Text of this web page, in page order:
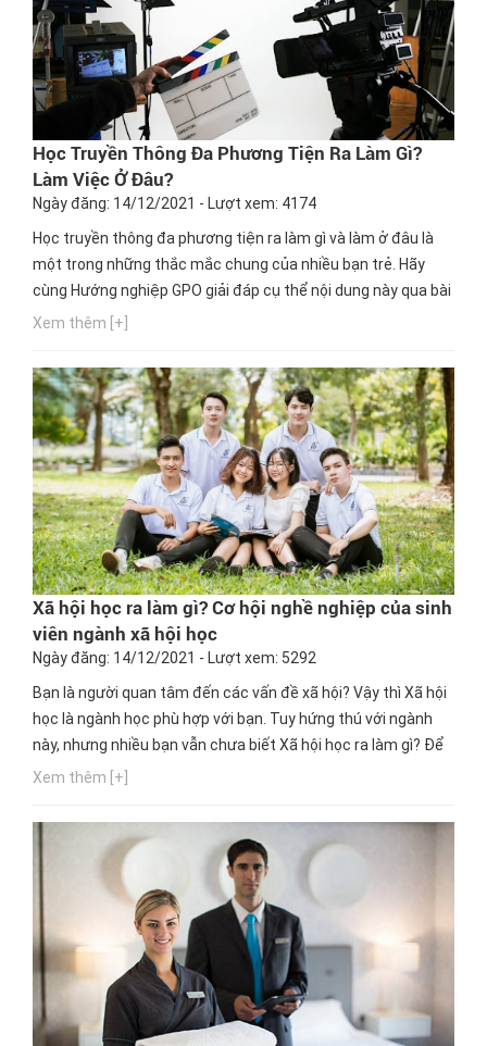
Học Truyền Thông Đa Phương Tiện Ra Làm Gì?
Làm Việc Ở Đâu?
Ngày đăng: 14/12/2021 - Lượt xem: 4174
Học truyền thông đa phương tiện ra làm gì và làm ở đâu là
một trong những thắc mắc chung của nhiều bạn trẻ. Hãy
cùng Hướng nghiệp GPO giải đáp cụ thể nội dung này qua bài
viết dưới đây nhé.
Xem thêm [+]
Xã hội học ra làm gì? Cơ hội nghề nghiệp của sinh
viên ngành xã hội học
Ngày đăng: 14/12/2021 - Lượt xem: 5292
Bạn là người quan tâm đến các vấn đề xã hội? Vậy thì Xã hội
học là ngành học phù hợp với bạn. Tuy hứng thú với ngành
này, nhưng nhiều bạn vẫn chưa biết Xã hội học ra làm gì? Để
hiểu biết hơn về ngành và cơ hội nghề nghiệp sau khi học
nghiệp GPO cung cấp ngay dưới đây...
Xem thêm [+]